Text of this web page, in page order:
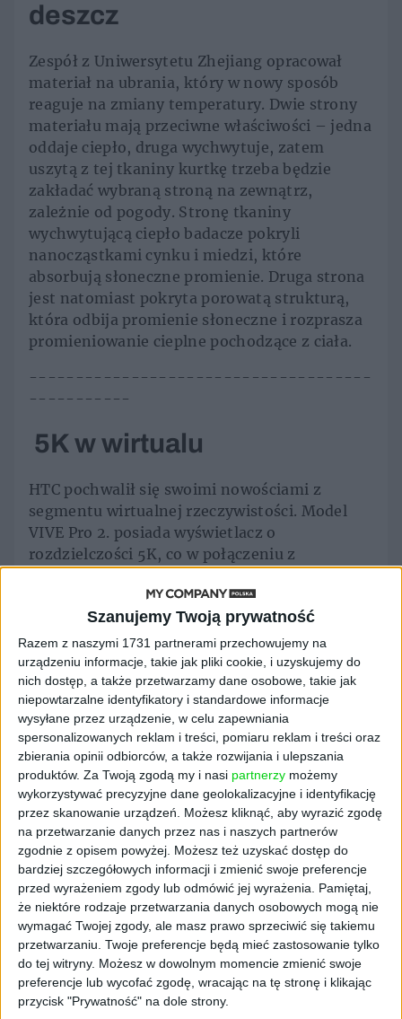
Szanujemy Twoją prywatność
Razem z naszymi 1731 partnerami przechowujemy na
urządzeniu informacje, takie jak pliki cookie, i uzyskujemy do
nich dostęp, a także przetwarzamy dane osobowe, takie jak
niepowtarzalne identyfikatory i standardowe informacje
wysyłane przez urządzenie, w celu zapewniania
spersonalizowanych reklam i treści, pomiaru reklam i treści oraz
zbierania opinii odbiorców, a także rozwijania i ulepszania
produktów. Za Twoją zgodą my i nasi partnerzy możemy
wykorzystywać precyzyjne dane geolokalizacyjne i identyfikację
przez skanowanie urządzeń. Możesz kliknąć, aby wyrazić zgodę
na przetwarzanie danych przez nas i naszych partnerów
zgodnie z opisem powyżej. Możesz też uzyskać dostęp do
bardziej szczegółowych informacji i zmienić swoje preferencje
przed wyrażeniem zgody lub odmówić jej wyrażenia.
Pamiętaj,
że niektóre rodzaje przetwarzania danych osobowych mogą nie
wymagać Twojej zgody, ale masz prawo sprzeciwić się takiemu
przetwarzaniu. Twoje preferencje będą mieć zastosowanie tylko
do tej witryny. Możesz w dowolnym momencie zmienić swoje
preferencje lub wycofać zgodę, wracając na tę stronę i klikając
przycisk "Prywatność" na dole strony.
deszcz
Zespół z Uniwersytetu Zhejiang opracował
materiał na ubrania, który w nowy sposób
reaguje na zmiany temperatury. Dwie strony
materiału mają przeciwne właściwości – jedna
oddaje ciepło, druga wychwytuje, zatem
uszytą z tej tkaniny kurtkę trzeba będzie
zakładać wybraną stroną na zewnątrz,
zależnie od pogody. Stronę tkaniny
wychwytującą ciepło badacze pokryli
nanocząstkami cynku i miedzi, które
absorbują słoneczne promienie. Druga strona
jest natomiast pokryta porowatą strukturą,
która odbija promienie słoneczne i rozprasza
promieniowanie cieplne pochodzące z ciała.
-------------------------------------
-----------
5K w wirtualu
HTC pochwalił się swoimi nowościami z
segmentu wirtualnej rzeczywistości. Model
VIVE Pro 2. posiada wyświetlacz o
rozdzielczości 5K, co w połączeniu z
rzeczywistymi subpikselami RGB ma zapewnić
czyste i płynne animacje. Pole widzenia
zwiększyło się do 120 stopni za sprawą nowej
konstrukcji soczewek. Postępy te
minimalizują rozmycie spowodowane ruchem
i praktycznie eliminują Screen Door Effect.
VIVE Pro 2 oferuje precyzyjną regulację
odstępu między źrenicami, równomiernie
rozłożony ciężar, regulowany pasek na głowę
oraz pokrętło do szybkiej zmiany rozmiaru.
Pomaga to znaleźć indywidualne preferencje,
by cieszyć się najwyższej jakości
doświadczeniami VR. VIVE Pro 2 odtwarza
przestrzenny dźwięk 3D przez słuchawki z
certyfikatem Hi-Res Audio, dodatkowo zestaw
obsługuje słuchawki innych producentów.
-------------------------------------
-----------